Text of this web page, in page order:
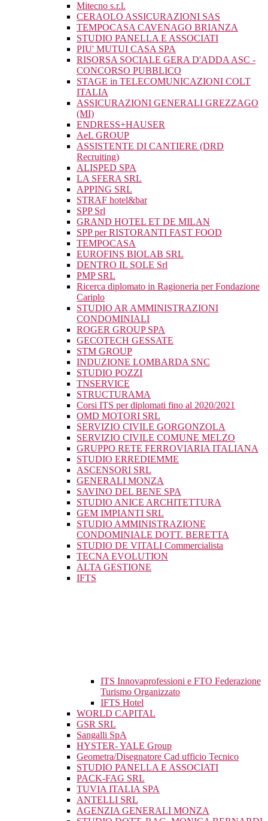
Mitecno s.r.l.
CERAOLO ASSICURAZIONI SAS
TEMPOCASA CAVENAGO BRIANZA
STUDIO PANELLA E ASSOCIATI
PIU' MUTUI CASA SPA
RISORSA SOCIALE GERA D'ADDA ASC -
CONCORSO PUBBLICO
STAGE in TELECOMUNICAZIONI COLT
ITALIA
ASSICURAZIONI GENERALI GREZZAGO
(MI)
ENDRESS+HAUSER
AeL GROUP
ASSISTENTE DI CANTIERE (DRD
Recruiting)
ALISPED SPA
LA SFERA SRL
APPING SRL
STRAF hotel&bar
SPP Srl
GRAND HOTEL ET DE MILAN
SPP per RISTORANTI FAST FOOD
TEMPOCASA
EUROFINS BIOLAB SRL
DENTRO IL SOLE Srl
PMP SRL
Ricerca diplomato in Ragioneria per Fondazione
Cariplo
STUDIO AR AMMINISTRAZIONI
CONDOMINIALI
ROGER GROUP SPA
GECOTECH GESSATE
STM GROUP
INDUZIONE LOMBARDA SNC
STUDIO POZZI
TNSERVICE
STRUCTURAMA
Corsi ITS per diplomati fino al 2020/2021
OMD MOTORI SRL
SERVIZIO CIVILE GORGONZOLA
SERVIZIO CIVILE COMUNE MELZO
GRUPPO RETE FERROVIARIA ITALIANA
STUDIO ERREDIEMME
ASCENSORI SRL
GENERALI MONZA
SAVINO DEL BENE SPA
STUDIO ANICE ARCHITETTURA
GEM IMPIANTI SRL
STUDIO AMMINISTRAZIONE
CONDOMINIALE DOTT. BERETTA
STUDIO DE VITALI Commercialista
TECNA EVOLUTION
ALTA GESTIONE
IFTS
ITS Innovaprofessioni e FTO Federazione
Turismo Organizzato
IFTS Hotel
WORLD CAPITAL
GSR SRL
Sangalli SpA
HYSTER- YALE Group
Geometra/Disegnatore Cad ufficio Tecnico
STUDIO PANELLA E ASSOCIATI
PACK-FAG SRL
TUVIA ITALIA SPA
ANTELLI SRL
AGENZIA GENERALI MONZA